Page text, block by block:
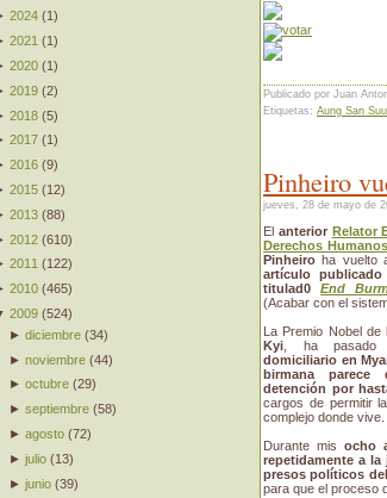
Publicado por Juan
Etiquetas: Aung San
Pinheiro
jueves, 28 de mayo de
El anterior Relator
Derechos
Pinheiro ha vuelto
artículo
titulad0End
(Acabar con el
La Premio Nobel de
Kyi , ha pasado
domiciliario en
birmana
detención por
cargos de permitir
complejo donde vive.
Durante misocho
repetidamente a
presos políticos
para que el proceso
2024 (1 )
2021 (1)
2020 (1)
2019 (2)
2018 (5)
2017 (1 )
2016 (9)
2015 (12)
2013 (88)
2012 (610)
2011 (122)
2010 (465)
2009 (524)
►diciembre (34)
►noviembre (44)
►octubre (29)
►septiembre (58)
►agosto (72)
►julio (13)
►junio (39)